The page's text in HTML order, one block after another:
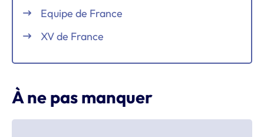
Equipe de France
XV de France
À ne pas manquer